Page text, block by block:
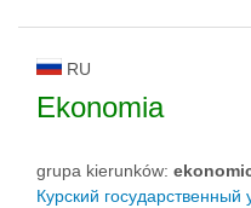
RU
Ekonomia
grupa kierunków:
Курский государственный